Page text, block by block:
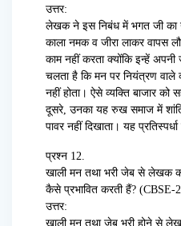
उत्तर:
लेखक ने इस निबंध में भगत जी का
काला नमक व जीरा लाकर वापस
काम नहीं करता क्योंकि इन्हें
चलता है कि मन पर नियंत्रण वाले
नहीं होता। ऐसे व्यक्ति बाजार को
दूसरे, उनका यह रुख समाज में
पावर नहीं दिखाता। यह
प्रश्न 12.
खाली मन तथा भरी जेब से लेखक
कैसे प्रभावित करती हैं? (CBSE-
उत्तर:
खाली मन तथा जेब भरी होने से